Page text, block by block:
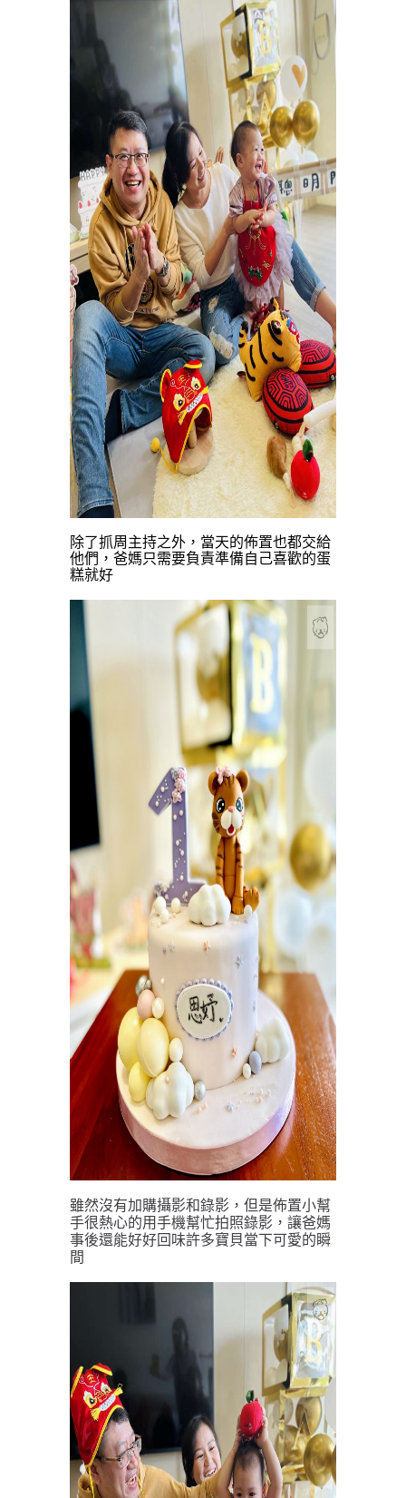
除了抓周主持之外，當天的佈置也都交給
他們，爸媽只需要負責準備自己喜歡的蛋
糕就好
雖然沒有加購攝影和錄影，但是佈置小幫
手很熱心的用手機幫忙拍照錄影，讓爸媽
事後還能好好回味許多寶貝當下可愛的瞬
間